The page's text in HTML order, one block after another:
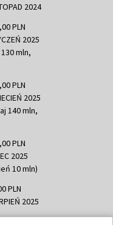
2024
PLN
2025
mln,
PLN
2025
140 mln,
PLN
2025
10 mln)
PLN
2025